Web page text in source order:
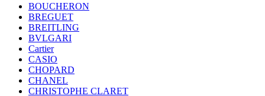
BOUCHERON
BREGUET
BREITLING
BVLGARI
Cartier
CASIO
CHOPARD
CHANEL
CHRISTOPHE CLARET